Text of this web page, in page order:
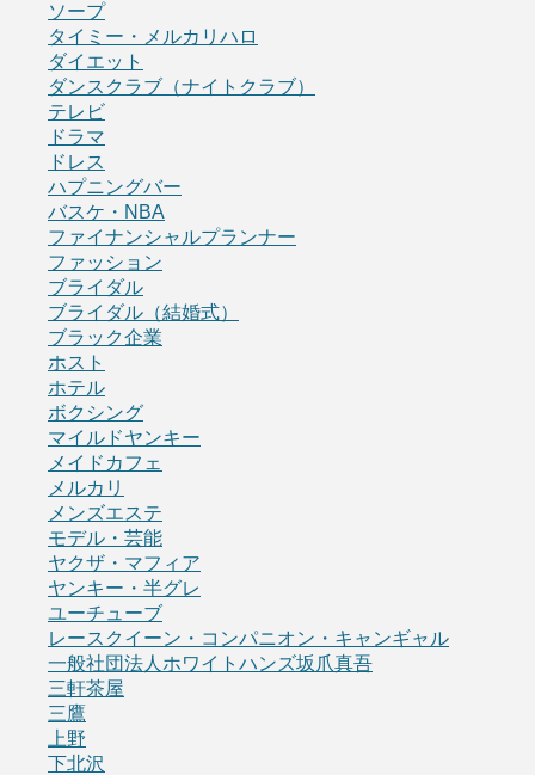
ソープ
タイミー・メルカリハロ
ダイエット
ダンスクラブ（ナイトクラブ）
テレビ
ドラマ
ドレス
ハプニングバー
バスケ・NBA
ファイナンシャルプランナー
ファッション
ブライダル
ブライダル（結婚式）
ブラック企業
ホスト
ホテル
ボクシング
マイルドヤンキー
メイドカフェ
メルカリ
メンズエステ
モデル・芸能
ヤクザ・マフィア
ヤンキー・半グレ
ユーチューブ
レースクイーン・コンパニオン・キャンギャル
一般社団法人ホワイトハンズ坂爪真吾
三軒茶屋
三鷹
上野
下北沢